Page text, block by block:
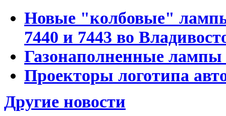
Новые "колбовые"
7440 и 7443 во
Газонаполненные лампы
Проекторы логотипа
Другие новости